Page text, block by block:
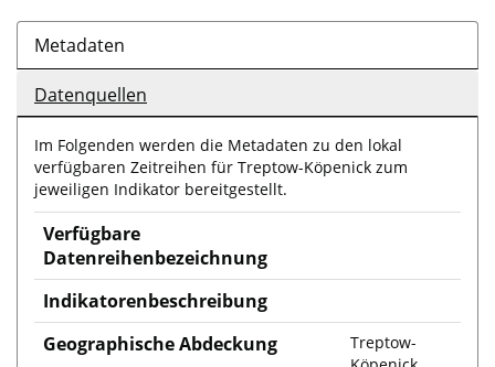
Metadaten
Datenquellen
Im Folgenden werden die Metadaten zu den lokal
verfügbaren Zeitreihen für Treptow-Köpenick zum
jeweiligen Indikator bereitgestellt.
Verfügbare
Datenreihenbezeichnung
Indikatorenbeschreibung
Geographische Abdeckung
Treptow-